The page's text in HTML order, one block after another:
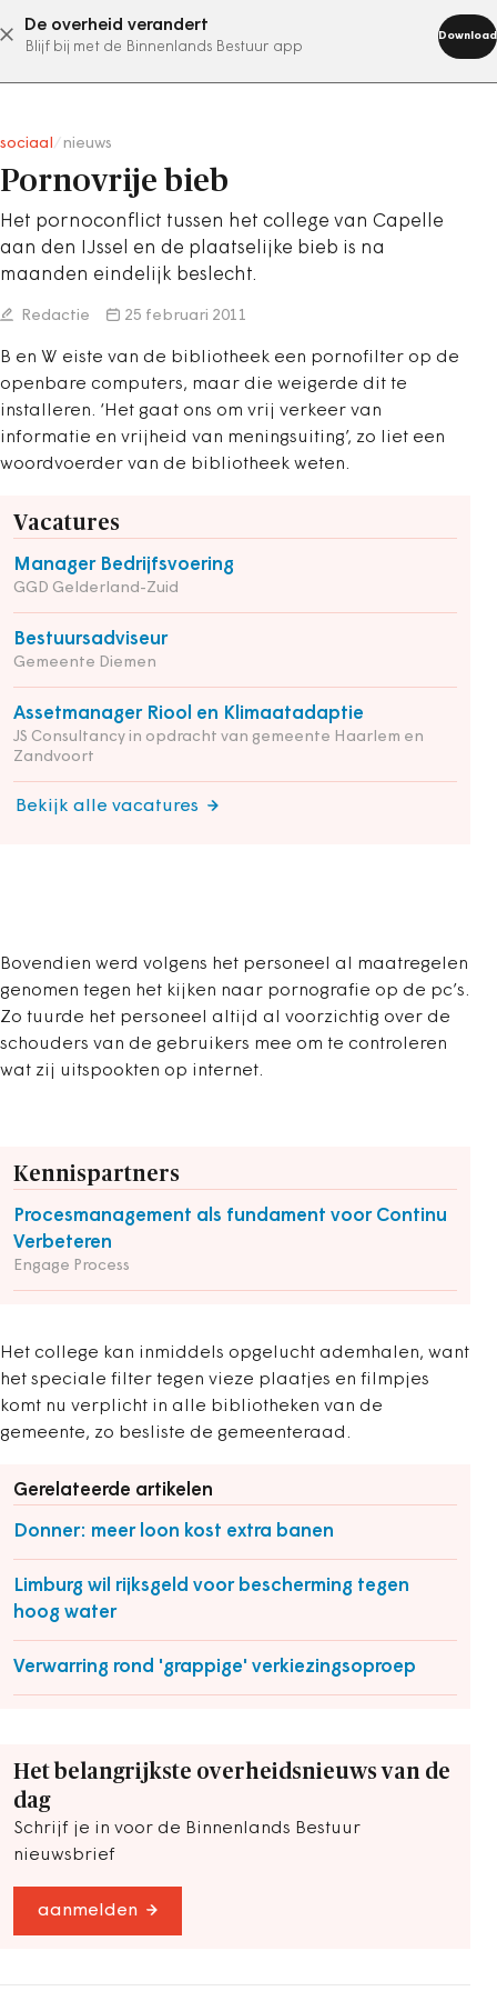
De overheid verandert
Blijf bij met de Binnenlands Bestuur app
Download
abonneer nu
sociaal nieuws
Pornovrije bieb
Het pornoconflict tussen het college van Capelle
aan den IJssel en de plaatselijke bieb is na
maanden eindelijk beslecht.
Redactie 25 februari 2011
B en W eiste van de bibliotheek een pornofilter op de
openbare computers, maar die weigerde dit te
installeren. ‘Het gaat ons om vrij verkeer van
informatie en vrijheid van meningsuiting’, zo liet een
woordvoerder van de bibliotheek weten.
Vacatures
Manager Bedrijfsvoering
GGD Gelderland-Zuid
Bestuursadviseur
Gemeente Diemen
Assetmanager Riool en Klimaatadaptie
JS Consultancy in opdracht van gemeente Haarlem en
Zandvoort
Bekijk alle vacatures
Bovendien werd volgens het personeel al maatregelen
genomen tegen het kijken naar pornografie op de pc’s.
Zo tuurde het personeel altijd al voorzichtig over de
schouders van de gebruikers mee om te controleren
wat zij uitspookten op internet.
Kennispartners
Procesmanagement als fundament voor Continu
Verbeteren
Engage Process
Het college kan inmiddels opgelucht ademhalen, want
het speciale filter tegen vieze plaatjes en filmpjes
komt nu verplicht in alle bibliotheken van de
gemeente, zo besliste de gemeenteraad.
Gerelateerde artikelen
Donner: meer loon kost extra banen
Limburg wil rijksgeld voor bescherming tegen
hoog water
Verwarring rond 'grappige' verkiezingsoproep
Het belangrijkste overheidsnieuws van de
dag
Schrijf je in voor de Binnenlands Bestuur
nieuwsbrief
aanmelden